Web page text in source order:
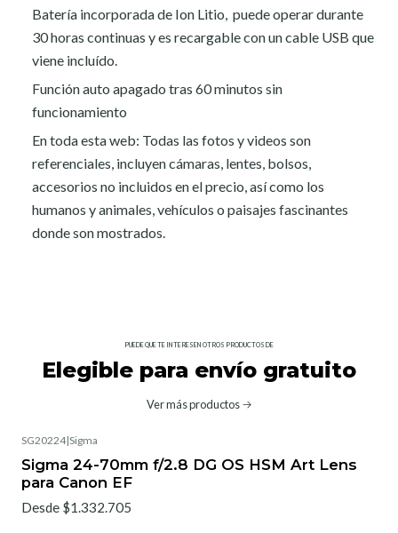
Batería incorporada de Ion Litio, puede operar durante
30 horas continuas y es recargable con un cable USB que
viene incluído.
Función auto apagado tras 60 minutos sin
funcionamiento
En toda esta web: Todas las fotos y videos son
referenciales, incluyen cámaras, lentes, bolsos,
accesorios no incluidos en el precio, así como los
humanos y animales, vehículos o paisajes fascinantes
donde son mostrados.
PUEDE QUE TE INTERESEN OTROS PRODUCTOS DE
Elegible para envío gratuito
Ver más productos
SG20224|Sigma
Sigma 24-70mm f/2.8 DG OS HSM Art Lens
para Canon EF
Desde $1.332.705